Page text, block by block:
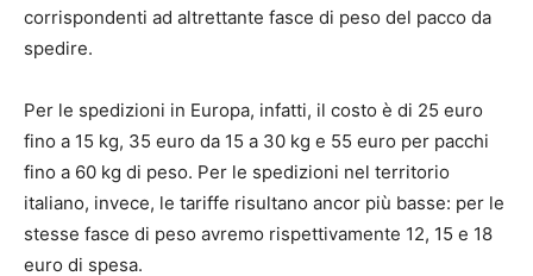
corrispondenti ad altrettante fasce di peso del pacco da
spedire.
Per le spedizioni in Europa, infatti, il costo è di 25 euro
fino a 15 kg, 35 euro da 15 a 30 kg e 55 euro per pacchi
fino a 60 kg di peso. Per le spedizioni nel territorio
italiano, invece, le tariffe risultano ancor più basse: per le
stesse fasce di peso avremo rispettivamente 12, 15 e 18
euro di spesa.